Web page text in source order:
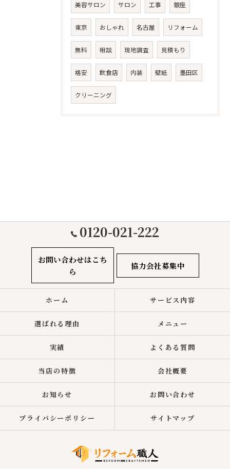
美容サロン サロン 工事 銀座
東京 おしゃれ 名古屋 リフォーム
無料 相談 現地調査 見積もり
格安 飲食店 内装 壁紙 墨田区
クリーニング
0120-021-222
お問い合わせはこち
ら
協力会社募集中
ホーム サービス内容
選ばれる理由 メニュー
実績 よくある質問
当店の特徴 会社概要
お知らせ お問い合わせ
プライバシーポリシー サイトマップ